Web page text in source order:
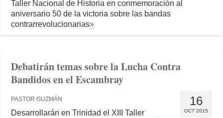
Taller Nacional de Historia en conmemoración al
aniversario 50 de la victoria sobre las bandas
contrarrevolucionarias»
Debatirán temas sobre la Lucha Contra
Bandidos en el Escambray
16
OCT 2015
PASTOR GUZMÁN
Desarrollarán en Trinidad el XIII Taller